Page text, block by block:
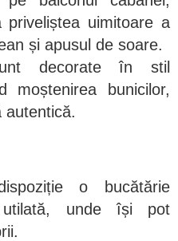
priveliștea uimitoare a
și apusul de soare.
decorate în stil
moștenirea bunicilor,
autentică.
o bucătărie
utilată, unde își pot